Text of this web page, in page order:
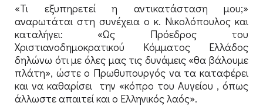
«Τι εξυπηρετεί η αντικατάσταση μου;»
αναρωτάται στη συνέχεια ο κ. Νικολόπουλος και
καταλήγει: «Ως Πρόεδρος του
Χριστιανοδημοκρατικού Κόμματος Ελλάδος
δηλώνω ότι με όλες μας τις δυνάμεις «θα βάλουμε
πλάτη», ώστε ο Πρωθυπουργός να τα καταφέρει
και να καθαρίσει την «κόπρο του Αυγείου , όπως
άλλωστε απαιτεί και ο Ελληνικός λαός».